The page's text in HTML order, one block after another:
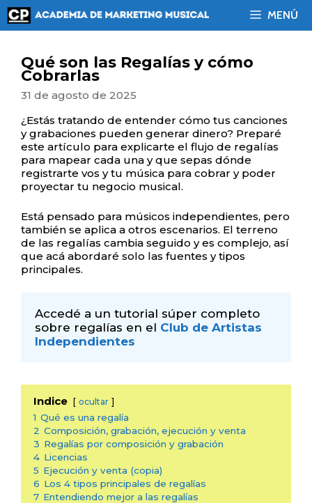
Saltar
al
contenido
MENÚ
Qué son las Regalías y cómo
Cobrarlas
31 de agosto de 2025
¿Estás tratando de entender cómo tus canciones
y grabaciones pueden generar dinero? Preparé
este artículo para explicarte el flujo de regalías
para mapear cada una y que sepas dónde
registrarte vos y tu música para cobrar y poder
proyectar tu negocio musical.
Está pensado para músicos independientes, pero
también se aplica a otros escenarios. El terreno
de las regalías cambia seguido y es complejo, así
que acá abordaré solo las fuentes y tipos
principales.
Accedé a un tutorial súper completo
sobre regalías en el Club de Artistas
Independientes
Indice ocultar
1 Qué es una regalía
2 Composición, grabación, ejecución y venta
3 Regalías por composición y grabación
4 Licencias
5 Ejecución y venta (copia)
6 Los 4 tipos principales de regalías
7 Entendiendo mejor a las regalías